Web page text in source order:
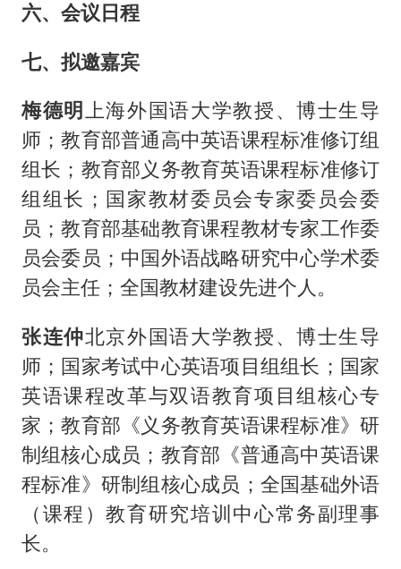
六、会议日程
七、拟邀嘉宾
梅德明上海外国语大学教授、博士生导
师；教育部普通高中英语课程标准修订组
组长；教育部义务教育英语课程标准修订
组组长；国家教材委员会专家委员会委
员；教育部基础教育课程教材专家工作委
员会委员；中国外语战略研究中心学术委
员会主任；全国教材建设先进个人。
张连仲北京外国语大学教授、博士生导
师；国家考试中心英语项目组组长；国家
英语课程改革与双语教育项目组核心专
家；教育部《义务教育英语课程标准》研
制组核心成员；教育部《普通高中英语课
程标准》研制组核心成员；全国基础外语
（课程）教育研究培训中心常务副理事
长。